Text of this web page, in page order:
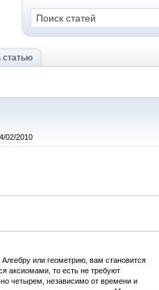
статью
02/2010
или геометрию, вам становится
аксиомами, то есть не требуют
четырем, независимо от времени и